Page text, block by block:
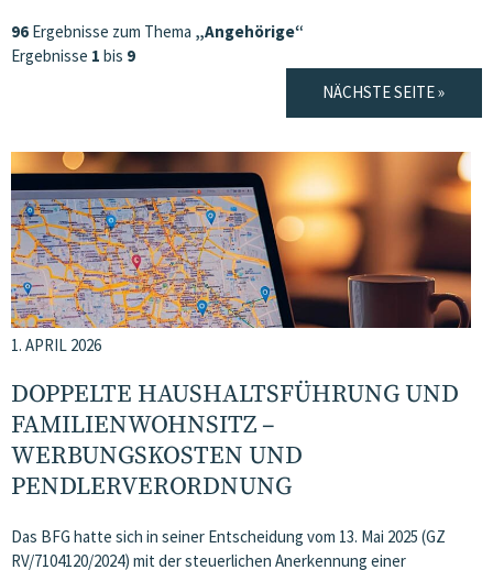
96 Ergebnisse zum Thema „Angehörige“
Ergebnisse 1 bis 9
NÄCHSTE SEITE »
1. APRIL 2026
DOPPELTE HAUSHALTSFÜHRUNG UND
FAMILIENWOHNSITZ –
WERBUNGSKOSTEN UND
PENDLERVERORDNUNG
Das BFG hatte sich in seiner Entscheidung vom 13. Mai 2025 (GZ
RV/7104120/2024) mit der steuerlichen Anerkennung einer